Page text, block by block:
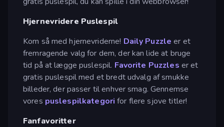
Hjernevridere Puslespil
Kom så med hjernevriderne! Daily Puzzle er et
fremragende valg for dem, der kan lide at bruge
tid på at lægge puslespil. Favorite Puzzles er et
gratis puslespil med et bredt udvalg af smukke
billeder, der passer til enhver smag. Gennemse
vores puslespilkategori for flere sjove titler!
Fanfavoritter